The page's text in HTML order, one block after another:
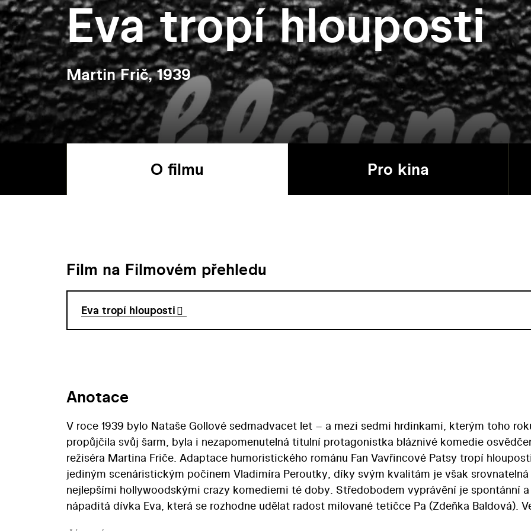
Eva tropí hlouposti
Martin Frič, 1939
O filmu Pro kina
Film na Filmovém přehledu
Eva tropí hlouposti
Anotace
V roce 1939 bylo Nataše Gollové sedmadvacet let – a mezi sedmi hrdinkami, kterým toho
propůjčila svůj šarm, byla i nezapomenutelná titulní protagonistka bláznivé komedie
režiséra Martina Friče. Adaptace humoristického románu Fan Vavřincové Patsy tropí
jediným scenáristickým počinem Vladimíra Peroutky, díky svým kvalitám je však srovnatelná
nejlepšími hollywoodskými crazy komediemi té doby. Středobodem vyprávění je spontánní a
nápaditá dívka Eva, která se rozhodne udělat radost milované tetičce Pa (Zdeňka Baldová).